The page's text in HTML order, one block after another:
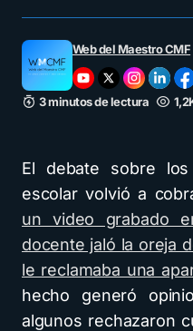
Web del Maestro CMF
3 minutos de lectura
El debate sobre
escolar volvió a
un video grabado
docente jaló la oreja
le reclamaba una
hecho generó
algunos rechazaron